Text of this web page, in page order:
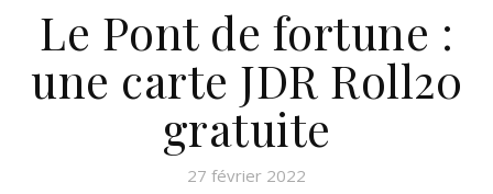
Le Pont de fortune :
une carte JDR Roll20
gratuite
27 février 2022